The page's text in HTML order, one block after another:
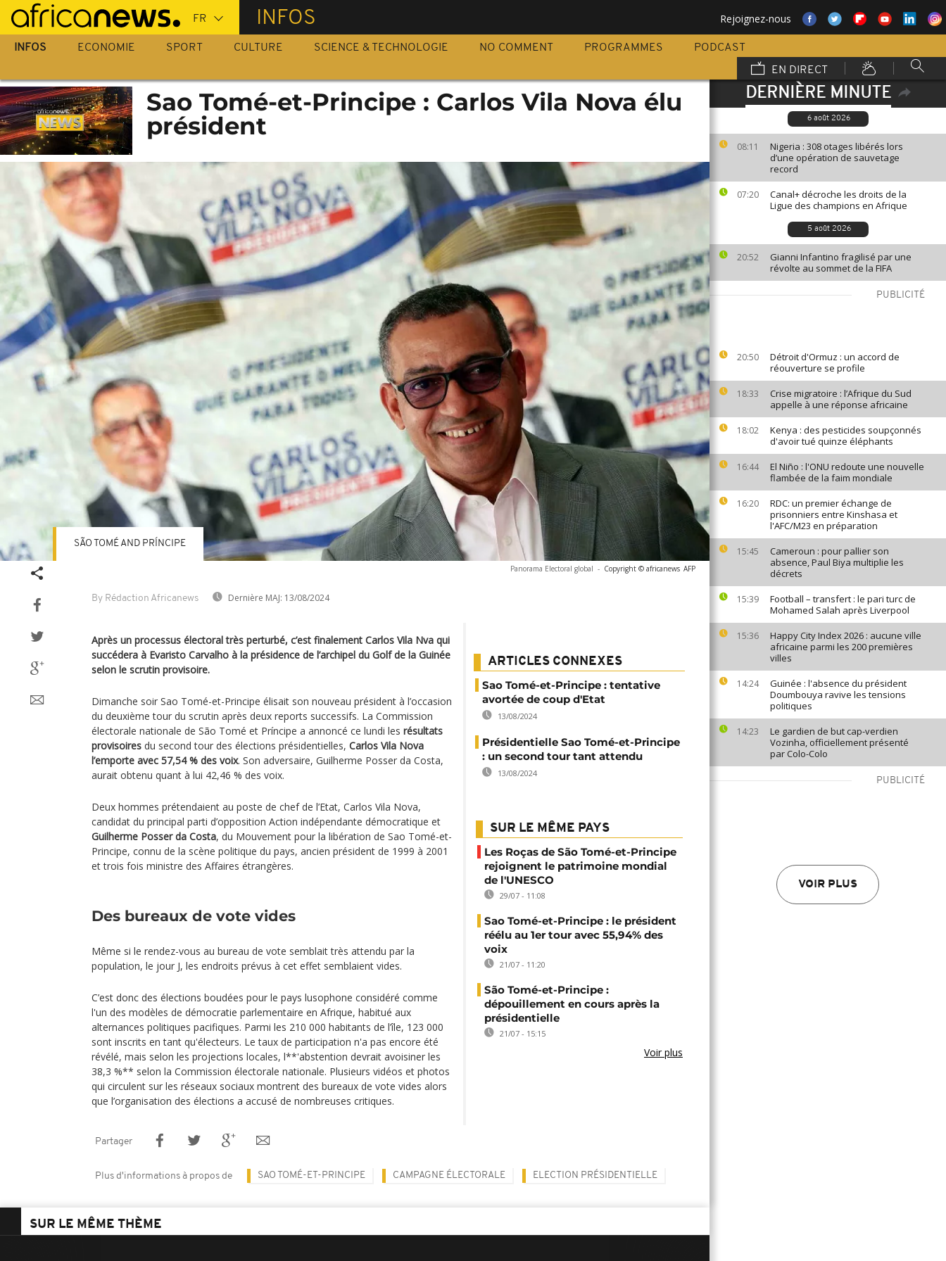
Passer
au
contenu
INFOS Rejoignez-nous
INFOS ECONOMIE SPORT CULTURE SCIENCE & TECHNOLOGIE NO COMMENT PROGRAMMES
PODCAST
EN DIRECT
DERNIÈRE MINUTE
6 août 2026
08:11
Nigeria : 308 otages libérés lors
d’une opération de sauvetage
record
07:20
Canal+ décroche les droits de la
Ligue des champions en Afrique
5 août 2026
20:52
Gianni Infantino fragilisé par une
révolte au sommet de la FIFA
PUBLICITÉ
20:50
Détroit d'Ormuz : un accord de
réouverture se profile
18:33
Crise migratoire : l’Afrique du Sud
appelle à une réponse africaine
18:02
Kenya : des pesticides soupçonnés
d'avoir tué quinze éléphants
16:44
El Niño : l'ONU redoute une nouvelle
flambée de la faim mondiale
16:20
RDC: un premier échange de
prisonniers entre Kinshasa et
l'AFC/M23 en préparation
15:45
Cameroun : pour pallier son
absence, Paul Biya multiplie les
décrets
15:39
Football – transfert : le pari turc de
Mohamed Salah après Liverpool
15:36
Happy City Index 2026 : aucune ville
africaine parmi les 200 premières
villes
14:24
Guinée : l'absence du président
Doumbouya ravive les tensions
politiques
14:23
Le gardien de but cap-verdien
Vozinha, officiellement présenté
par Colo-Colo
PUBLICITÉ
VOIR PLUS
Sao Tomé-et-Principe : Carlos Vila Nova élu
président
Panorama Electoral global - Copyright © africanews AFP
By Rédaction Africanews Dernière MAJ: 13/08/2024
SÃO TOMÉ AND PRÍNCIPE
Après un processus électoral très perturbé, c’est finalement Carlos Vila Nva qui
succédera à Evaristo Carvalho à la présidence de l’archipel du Golf de la Guinée
selon le scrutin provisoire.
Dimanche soir Sao Tomé-et-Principe élisait son nouveau président à l’occasion
du deuxième tour du scrutin après deux reports successifs. La Commission
électorale nationale de São Tomé et Príncipe a annoncé ce lundi les résultats
provisoires du second tour des élections présidentielles, Carlos Vila Nova
l’emporte avec 57,54 % des voix. Son adversaire, Guilherme Posser da Costa,
aurait obtenu quant à lui 42,46 % des voix.
Deux hommes prétendaient au poste de chef de l’Etat, Carlos Vila Nova,
candidat du principal parti d’opposition Action indépendante démocratique et
Guilherme Posser da Costa, du Mouvement pour la libération de Sao Tomé-et-
Principe, connu de la scène politique du pays, ancien président de 1999 à 2001
et trois fois ministre des Affaires étrangères.
Des bureaux de vote vides
Même si le rendez-vous au bureau de vote semblait très attendu par la
population, le jour J, les endroits prévus à cet effet semblaient vides.
C’est donc des élections boudées pour le pays lusophone considéré comme
l'un des modèles de démocratie parlementaire en Afrique, habitué aux
alternances politiques pacifiques. Parmi les 210 000 habitants de l’île, 123 000
sont inscrits en tant qu'électeurs. Le taux de participation n'a pas encore été
révélé, mais selon les projections locales, l**'abstention devrait avoisiner les
38,3 %** selon la Commission électorale nationale. Plusieurs vidéos et photos
qui circulent sur les réseaux sociaux montrent des bureaux de vote vides alors
que l’organisation des élections a accusé de nombreuses critiques.
ARTICLES CONNEXES
Sao Tomé-et-Principe : tentative
avortée de coup d'Etat
13/08/2024
Présidentielle Sao Tomé-et-Principe
: un second tour tant attendu
13/08/2024
SUR LE MÊME PAYS
Les Roças de São Tomé-et-Principe
rejoignent le patrimoine mondial
de l'UNESCO
29/07 - 11:08
Sao Tomé-et-Principe : le président
réélu au 1er tour avec 55,94% des
voix
21/07 - 11:20
São Tomé-et-Principe :
dépouillement en cours après la
présidentielle
21/07 - 15:15
Voir plus
Partager
Plus d'informations à propos de SAO TOMÉ-ET-PRINCIPE CAMPAGNE ÉLECTORALE ELECTION PRÉSIDENTIELLE
SUR LE MÊME THÈME